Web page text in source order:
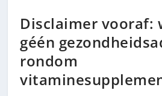
Disclaimer vooraf:
géén
rondom